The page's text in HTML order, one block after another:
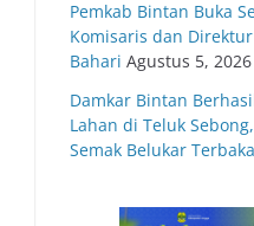
Pemkab Bintan Buka
Komisaris dan
Bahari Agustus 5, 2026
Damkar Bintan
Lahan di Teluk
Semak Belukar